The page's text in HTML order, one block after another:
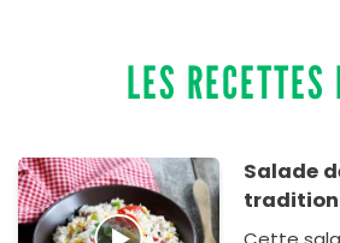
LES RECETTES
Salade